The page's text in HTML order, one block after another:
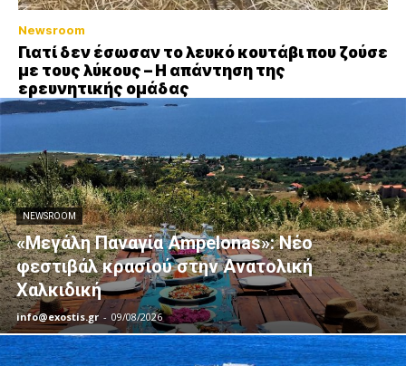
Newsroom
Γιατί δεν έσωσαν το λευκό κουτάβι που ζούσε
με τους λύκους – Η απάντηση της
ερευνητικής ομάδας
NEWSROOM
«Μεγάλη Παναγία Ampelonas»: Νέο
φεστιβάλ κρασιού στην Ανατολική
Χαλκιδική
info@exostis.gr - 09/08/2026